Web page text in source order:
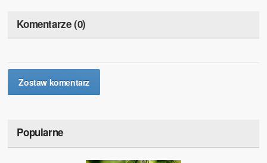
Komentarze (0)
Zostaw komentarz
Popularne